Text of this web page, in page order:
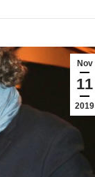
Nov
11
2019